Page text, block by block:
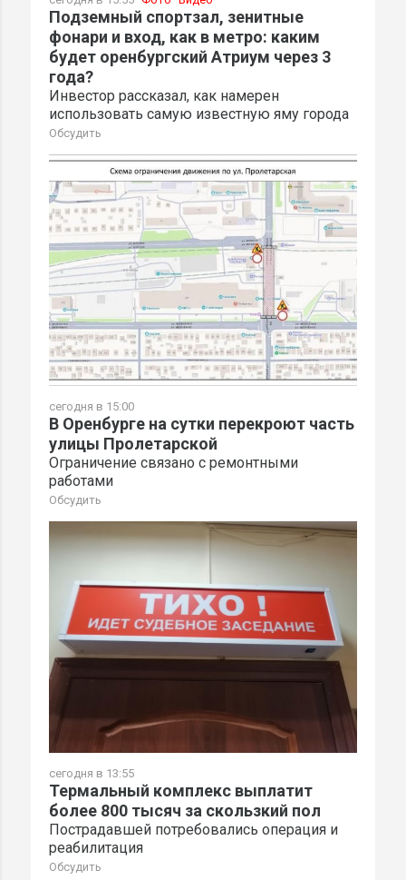
Подземный спортзал, зенитные
фонари и вход, как в метро: каким
будет оренбургский Атриум через 3
года?
Инвестор рассказал, как намерен
использовать самую известную яму города
Обсудить
сегодня в 15:00
В Оренбурге на сутки перекроют часть
улицы Пролетарской
Ограничение связано с ремонтными
работами
Обсудить
сегодня в 13:55
Термальный комплекс выплатит
более 800 тысяч за скользкий пол
Пострадавшей потребовались операция и
реабилитация
Обсудить